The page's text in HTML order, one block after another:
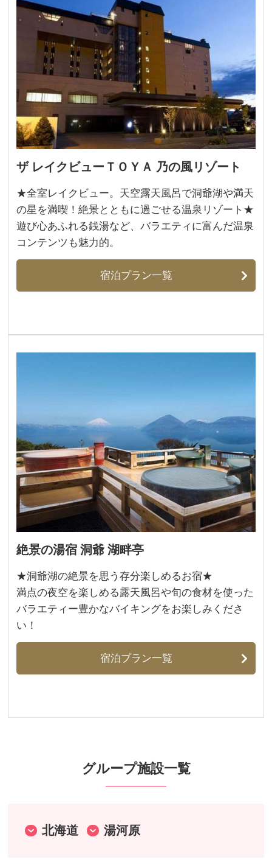
ザ レイクビューＴＯＹＡ 乃の風リゾート
★全室レイクビュー。天空露天風呂で洞爺湖や満天
の星を満喫！絶景とともに過ごせる温泉リゾート★
遊び心あふれる銭湯など、バラエティに富んだ温泉
コンテンツも魅力的。
宿泊プラン一覧
絶景の湯宿 洞爺 湖畔亭
​★洞爺湖の絶景を思う存分楽しめるお宿★
​満点の夜空を楽しめる露天風呂や旬の食材を使った
バラエティー豊かなバイキングをお楽しみくださ
い！
宿泊プラン一覧
グループ施設一覧
北海道 湯河原